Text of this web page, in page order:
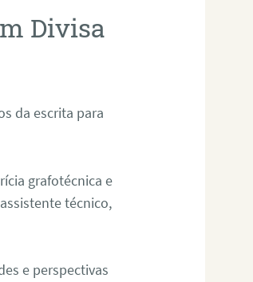
Divisa
da escrita para
grafotécnica e
técnico,
e perspectivas